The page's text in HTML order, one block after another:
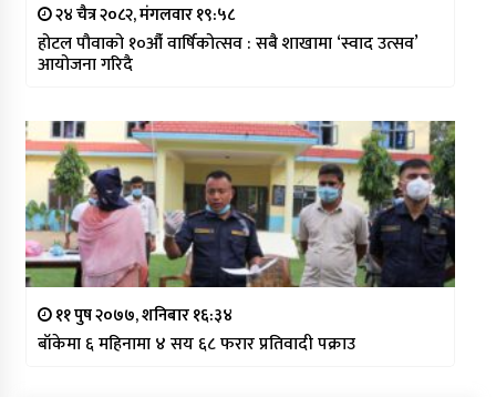
२४ चैत्र २०८२, मंगलवार १९:५८
होटल पौवाको १०औँ वार्षिकोत्सव : सबै शाखामा ‘स्वाद उत्सव’
आयोजना गरिदै
११ पुष २०७७, शनिबार १६:३४
बाँकेमा ६ महिनामा ४ सय ६८ फरार प्रतिवादी पक्राउ